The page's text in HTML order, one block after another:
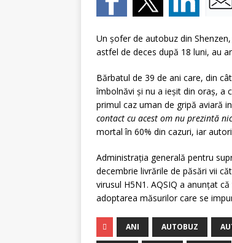
Un şofer de autobuz din
astfel de deces după 18 luni, au
Bărbatul de 39 de ani care, din
îmbolnăvi şi nu a ieşit din oraş, a
primul caz uman de gripă aviară
contact cu acest om nu prezintă
mortal în 60% din cazuri, iar
Administraţia generală pentru
decembrie livrările de păsări vii
virusul H5N1. AQSIQ a anunţat
adoptarea măsurilor care se
ANI AUTOBUZ